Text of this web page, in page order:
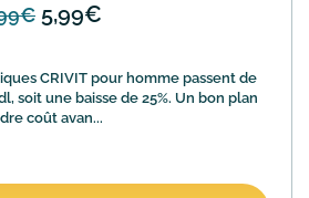
5,99€
CRIVIT pour homme passent de
soit une baisse de 25%. Un bon plan
coût avan...